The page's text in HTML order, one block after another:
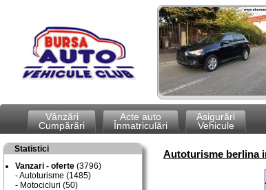
Vânzări
Cumpărări
Acte auto
Înmatriculări
Asigurări
Vehicule
Statistici
Vanzari - oferte (3796)
Autoturisme (1485)
Motocicluri (50)
Autoturisme berlina